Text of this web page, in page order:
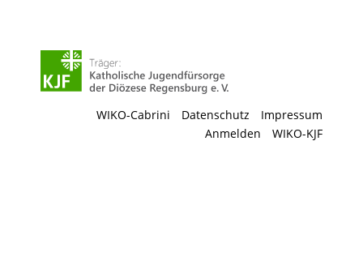
Impressum
Datenschutz
WIKO-Cabrini
WIKO-KJF
Anmelden